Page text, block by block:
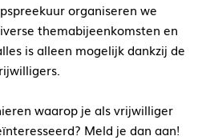
organiseren we
themabijeenkomsten en
is alleen mogelijk dankzij de
waarop je als vrijwilliger
Meld je dan aan!